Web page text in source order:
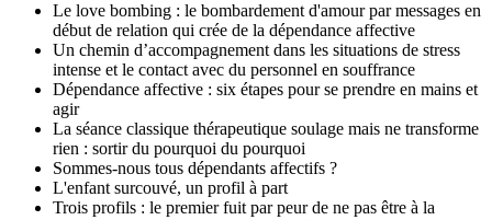
Le love bombing : le bombardement d'amour par messages en
début de relation qui crée de la dépendance affective
Un chemin d’accompagnement dans les situations de stress
intense et le contact avec du personnel en souffrance
Dépendance affective : six étapes pour se prendre en mains et
agir
La séance classique thérapeutique soulage mais ne transforme
rien : sortir du pourquoi du pourquoi
Sommes-nous tous dépendants affectifs ?
L'enfant surcouvé, un profil à part
Trois profils : le premier fuit par peur de ne pas être à la